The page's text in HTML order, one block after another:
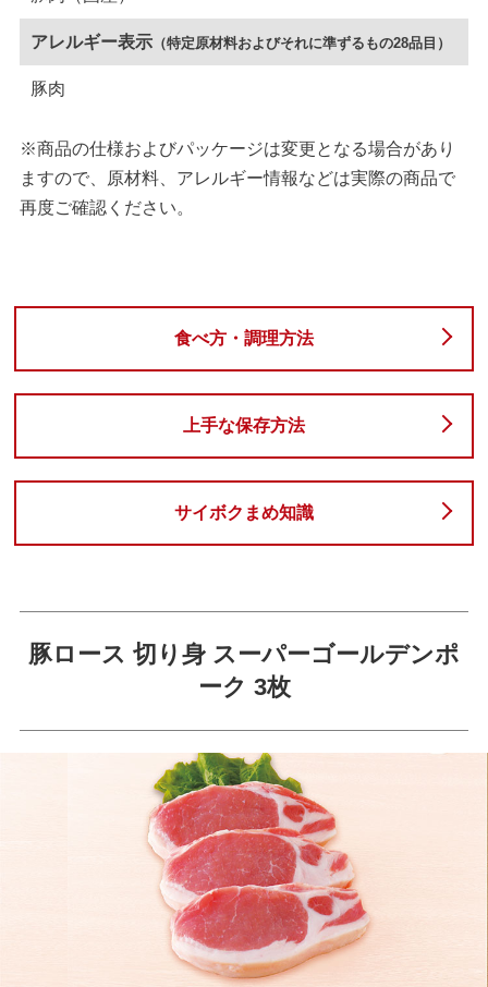
アレルギー表示 （特定原材料およびそれに準ずるもの28品目）
豚肉
※商品の仕様およびパッケージは変更となる場合があり
ますので、原材料、アレルギー情報などは実際の商品で
再度ご確認ください。
食べ方・調理方法
上手な保存方法
サイボクまめ知識
豚ロース 切り身 スーパーゴールデンポ
ーク 3枚